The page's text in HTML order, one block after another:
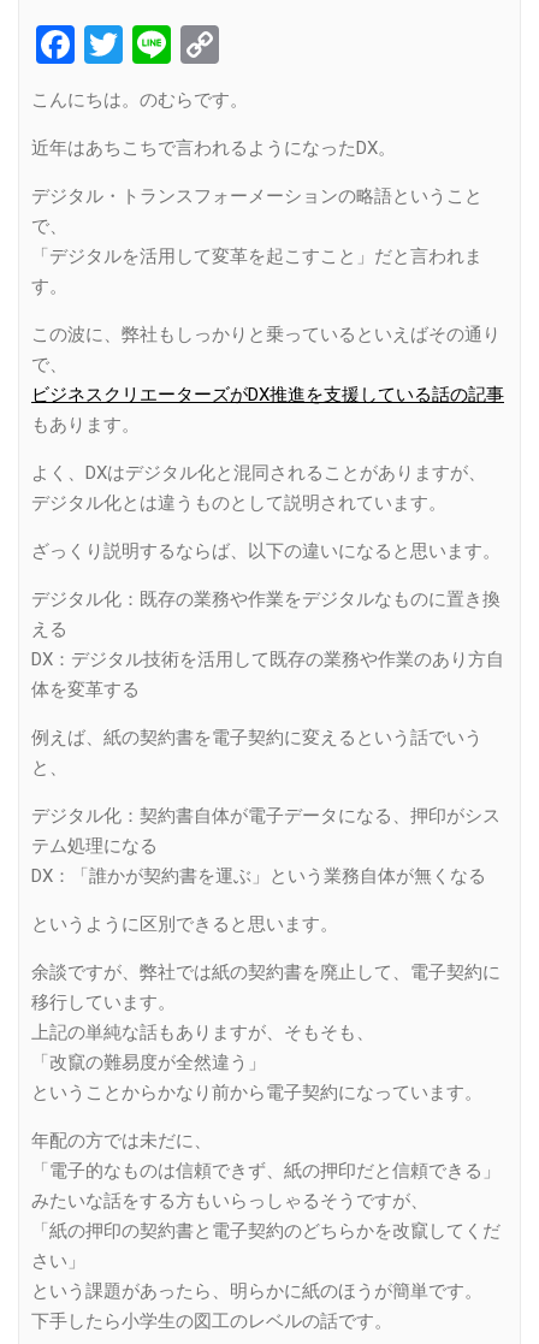
Facebook
Twitter
Line
Link
こんにちは。のむらです。
近年はあちこちで言われるようになったDX。
デジタル・トランスフォーメーションの略語ということ
で、
「デジタルを活用して変革を起こすこと」だと言われま
す。
この波に、弊社もしっかりと乗っているといえばその通り
で、
ビジネスクリエーターズがDX推進を支援している話の記事
もあります。
よく、DXはデジタル化と混同されることがありますが、
デジタル化とは違うものとして説明されています。
ざっくり説明するならば、以下の違いになると思います。
デジタル化：既存の業務や作業をデジタルなものに置き換
える
DX：デジタル技術を活用して既存の業務や作業のあり方自
体を変革する
例えば、紙の契約書を電子契約に変えるという話でいう
と、
デジタル化：契約書自体が電子データになる、押印がシス
テム処理になる
DX：「誰かが契約書を運ぶ」という業務自体が無くなる
というように区別できると思います。
余談ですが、弊社では紙の契約書を廃止して、電子契約に
移行しています。
上記の単純な話もありますが、そもそも、
「改竄の難易度が全然違う」
ということからかなり前から電子契約になっています。
年配の方では未だに、
「電子的なものは信頼できず、紙の押印だと信頼できる」
みたいな話をする方もいらっしゃるそうですが、
「紙の押印の契約書と電子契約のどちらかを改竄してくだ
さい」
という課題があったら、明らかに紙のほうが簡単です。
下手したら小学生の図工のレベルの話です。